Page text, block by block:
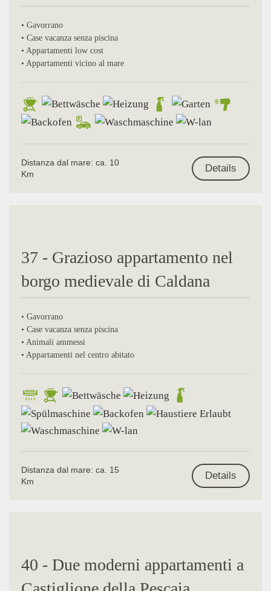
• Gavorrano
• Case vacanza senza piscina
• Appartamenti low cost
• Appartamenti vicino al mare
Distanza dal mare: ca. 10
Km
Details
37 - Grazioso appartamento nel
borgo medievale di Caldana
• Gavorrano
• Case vacanza senza piscina
• Animali ammessi
• Appartamenti nel centro abitato
Distanza dal mare: ca. 15
Km
Details
40 - Due moderni appartamenti a